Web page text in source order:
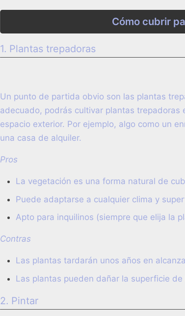
Cómo cubrir
1. Plantas trepadoras
Un punto de partida obvio son las plantas
adecuado, podrás cultivar plantas
espacio exterior. Por ejemplo, algo como un
una casa de alquiler.
Pros
La vegetación es una forma natural de
Puede adaptarse a cualquier clima y
Apto para inquilinos (siempre que elija la
Contras
Las plantas tardarán unos años en
Las plantas pueden dañar la superficie de
2. Pintar